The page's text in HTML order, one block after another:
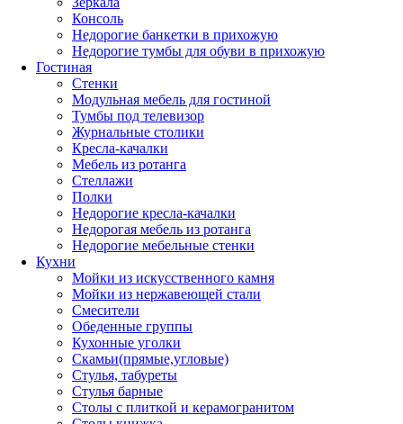
Консоль
Недорогие банкетки в прихожую
Недорогие тумбы для обуви в прихожую
Гостиная
Стенки
Модульная мебель для гостиной
Тумбы под телевизор
Журнальные столики
Кресла-качалки
Мебель из ротанга
Стеллажи
Полки
Недорогие кресла-качалки
Недорогая мебель из ротанга
Недорогие мебельные стенки
Кухни
Мойки из искусственного камня
Мойки из нержавеющей стали
Смесители
Обеденные группы
Кухонные уголки
Скамьи(прямые,угловые)
Стулья, табуреты
Стулья барные
Столы с плиткой и керамогранитом